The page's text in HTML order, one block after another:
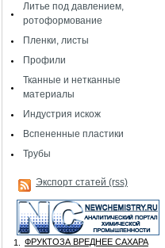
Литье под давлением,
ротоформование
Пленки, листы
Профили
Тканные и нетканные
материалы
Индустрия искож
Вспененные пластики
Трубы
Экспорт статей (rss)
1.
ФРУКТОЗА ВРЕДНЕЕ САХАРА